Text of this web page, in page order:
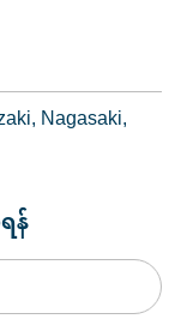
Nagasaki
န်